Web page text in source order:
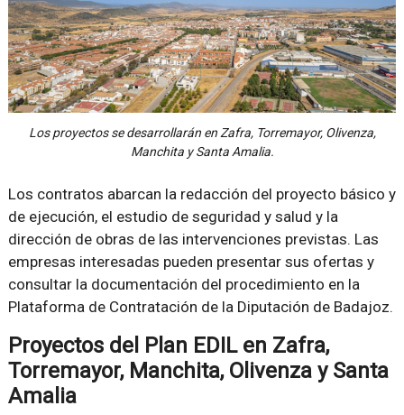
Los proyectos se desarrollarán en Zafra, Torremayor, Olivenza,
Manchita y Santa Amalia.
Los contratos abarcan la redacción del proyecto básico y
de ejecución, el estudio de seguridad y salud y la
dirección de obras de las intervenciones previstas. Las
empresas interesadas pueden presentar sus ofertas y
consultar la documentación del procedimiento en la
Plataforma de Contratación de la Diputación de Badajoz.
Proyectos del Plan EDIL en Zafra,
Torremayor, Manchita, Olivenza y Santa
Amalia